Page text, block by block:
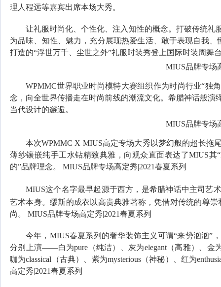
理人程远等嘉宾出席本场大秀。
让礼服时尚化、个性化、注入知性的概念。打破传统
为品味、知性、魅力，充分展现热爱生活、敢于表现自我
打造的“浮世万千、尘世之外”礼服时装秀登上国际时装周舞
MIUS品牌专场
WPMMC世界职业时尚模特大赛组织作为时尚行业“独
念，向全世界传播走在时尚前线的潮流文化。希腊神话般
当代设计的邂逅。
MIUS品牌专场
本次WPMMC X MIUS高定专场大秀以梦幻般的超长拖
薄纱镶嵌纯手工水钻精致典雅，向观众直面表达了MIUS其
的”品牌理念。 MIUS品牌专场高定秀|2021春夏系列
MIUS这个名字最早起源于西方，是希腊神话中主司艺
艺术本身。缪斯的成衣以高贵典雅著称，凭借对传统的尊
尚。 MIUS品牌专场高定秀|2021春夏系列
今年，MIUS春夏系列的奢华装饰主义可谓“来势汹汹”
分别上演——白为pure（纯洁）、灰为elegant（高雅）、金
咖为classical（古典）、紫为mysterious（神秘）、红为
高定秀|2021春夏系列